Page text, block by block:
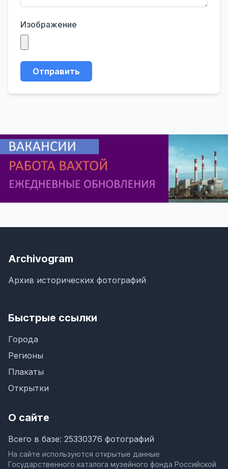
Изображение
Отправить
Archivogram
Архив исторических фотографий
Быстрые ссылки
Города
Регионы
Плакаты
Открытки
О сайте
Всего в базе: 25330376 фотографий
На сайте используются открытые данные
Государственного каталога музейного фонда Российской